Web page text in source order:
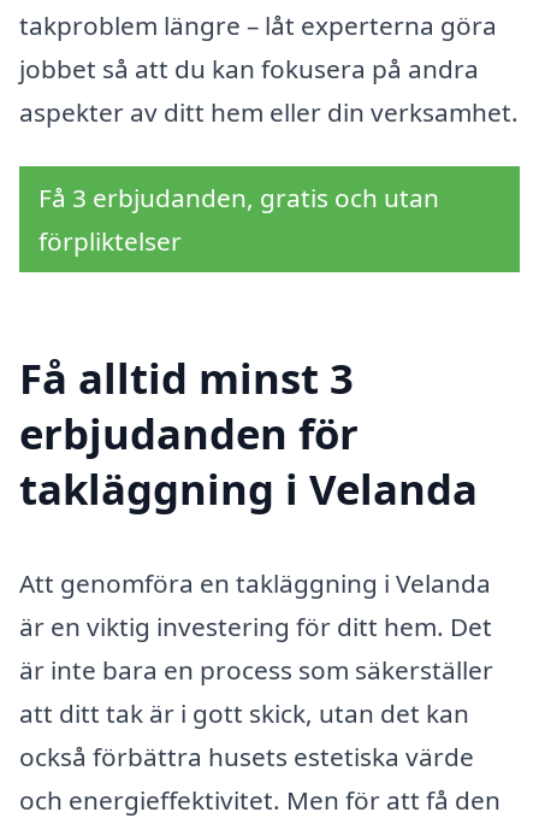
takproblem längre – låt experterna göra
jobbet så att du kan fokusera på andra
aspekter av ditt hem eller din verksamhet.
Få 3 erbjudanden, gratis och utan
förpliktelser
Få alltid minst 3
erbjudanden för
takläggning i Velanda
Att genomföra en takläggning i Velanda
är en viktig investering för ditt hem. Det
är inte bara en process som säkerställer
att ditt tak är i gott skick, utan det kan
också förbättra husets estetiska värde
och energieffektivitet. Men för att få den